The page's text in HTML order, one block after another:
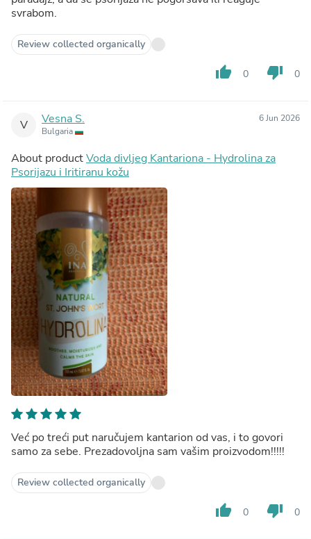
svrabom.
Review collected organically
thumb_up 0 thumb_down 0
V Vesna S.
Bulgaria
6 Jun 2026
About productVoda divljeg Kantariona - Hydrolina za
Psorijazu i Iritiranu kožu
Već po treći put naručujem kantarion od vas, i to govori
samo za sebe. Prezadovoljna sam vašim proizvodom!!!!!
Review collected organically
thumb_up 0 thumb_down 0